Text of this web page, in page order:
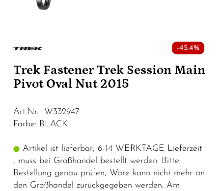
-45.4%
Trek Fastener Trek Session Main
Pivot Oval Nut 2015
Art.Nr. W332947
Farbe: BLACK
Artikel ist lieferbar, 6-14 WERKTAGE Lieferzeit
, muss bei Großhandel bestellt werden. Bitte
Bestellung genau prüfen, Ware kann nicht mehr an
den Großhandel zurückgegeben werden. Am